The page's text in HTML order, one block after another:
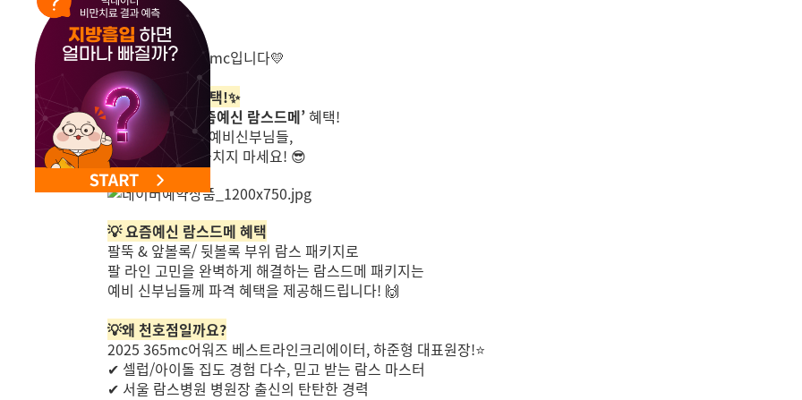
안녕하세요.
지방 하나만, 365mc입니다💛
✨최대 50만원 혜택!✨
천호점 단독, ‘요즘예신 람스드메’혜택!
팔뚝살 고민이신 예비신부님들,
이번 기회 절대 놓치지 마세요! 😎
💡 요즘예신 람스드메 혜택
팔뚝 & 앞볼록/ 뒷볼록 부위 람스 패키지로
팔 라인 고민을 완벽하게 해결하는 람스드메 패키지는
예비 신부님들께 파격 혜택을 제공해드립니다! 🙌
💡왜 천호점일까요?
2025 365mc어워즈 베스트라인크리에이터, 하준형 대표원장!⭐
✔ 셀럽/아이돌 집도 경험 다수, 믿고 받는 람스 마스터
✔ 서울 람스병원 병원장 출신의 탄탄한 경력